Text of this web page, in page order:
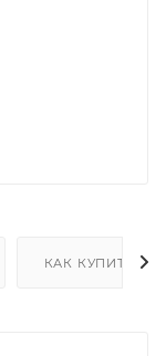
КАК КУПИТЬ